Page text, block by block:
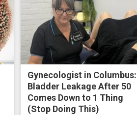
Gynecologist in Columbus:
Bladder Leakage After 50
Comes Down to 1 Thing
(Stop Doing This)